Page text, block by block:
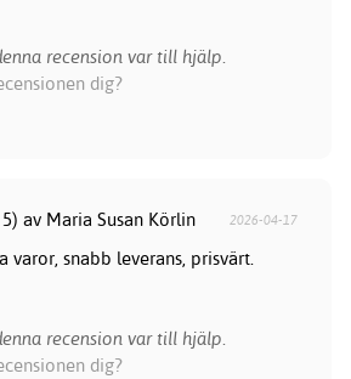
recension var till hjälp.
dig?
av Maria Susan Körlin 2026-04-17
varor, snabb leverans, prisvärt.
recension var till hjälp.
dig?